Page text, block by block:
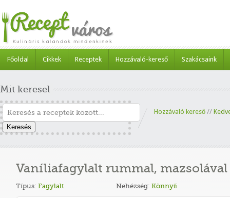
Főoldal Cikkek Receptek Hozzávaló-kereső Szakácsaink
Mit keresel
Keresés
Hozzávaló kereső //
Vaníliafagylalt rummal, mazsolával
Típus: Fagylalt Nehézség: Könnyű